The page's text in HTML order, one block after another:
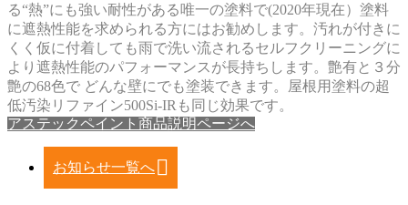
る“熱”にも強い耐性がある唯一の塗料で(2020年現在）塗料
に遮熱性能を求められる方にはお勧めします。汚れが付きに
くく仮に付着しても雨で洗い流されるセルフクリーニングに
より遮熱性能のパフォーマンスが長持ちします。艶有と３分
艶の68色で どんな壁にでも塗装できます。屋根用塗料の超
低汚染リファイン500Si-IRも同じ効果です。
アステックペイント商品説明ページへ
お知らせ一覧へ